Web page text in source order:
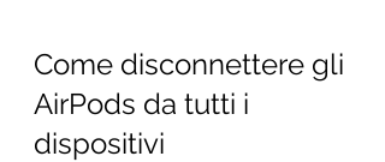
Come disconnettere gli
AirPods da tutti i
dispositivi